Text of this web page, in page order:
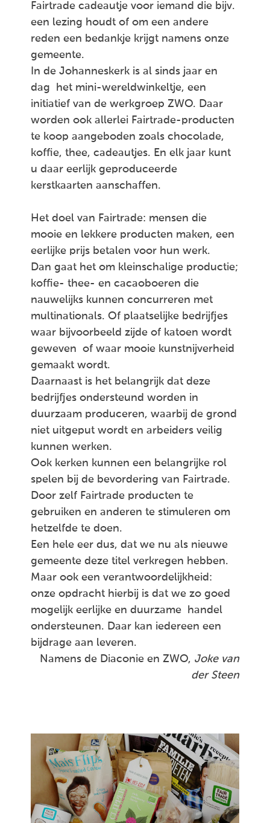
Fairtrade cadeautje voor iemand die bijv.
een lezing houdt of om een andere
reden een bedankje krijgt namens onze
gemeente.
In de Johanneskerk is al sinds jaar en
dag het mini-wereldwinkeltje, een
initiatief van de werkgroep ZWO. Daar
worden ook allerlei Fairtrade-producten
te koop aangeboden zoals chocolade,
koffie, thee, cadeautjes. En elk jaar kunt
u daar eerlijk geproduceerde
kerstkaarten aanschaffen.
Het doel van Fairtrade: mensen die
mooie en lekkere producten maken, een
eerlijke prijs betalen voor hun werk.
Dan gaat het om kleinschalige productie;
koffie- thee- en cacaoboeren die
nauwelijks kunnen concurreren met
multinationals. Of plaatselijke bedrijfjes
waar bijvoorbeeld zijde of katoen wordt
geweven of waar mooie kunstnijverheid
gemaakt wordt.
Daarnaast is het belangrijk dat deze
bedrijfjes ondersteund worden in
duurzaam produceren, waarbij de grond
niet uitgeput wordt en arbeiders veilig
kunnen werken.
Ook kerken kunnen een belangrijke rol
spelen bij de bevordering van Fairtrade.
Door zelf Fairtrade producten te
gebruiken en anderen te stimuleren om
hetzelfde te doen.
Een hele eer dus, dat we nu als nieuwe
gemeente deze titel verkregen hebben.
Maar ook een verantwoordelijkheid:
onze opdracht hierbij is dat we zo goed
mogelijk eerlijke en duurzame handel
ondersteunen. Daar kan iedereen een
bijdrage aan leveren.
Namens de Diaconie en ZWO, Joke van
der Steen